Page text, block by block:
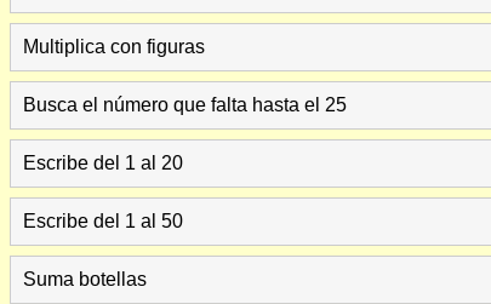
Multiplica con figuras
Busca el número que falta hasta el 25
Escribe del 1 al 20
Escribe del 1 al 50
Suma botellas